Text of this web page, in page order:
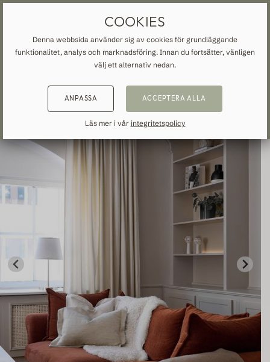
MADE-TO-MEASURE
ALLA GARDINER
Mörkläggande
Linne
Hotellgardiner
Fabric samples
ABOUT VEOLIN
Our production
ALLA GARDINER»
COOKIES
Denna webbsida använder sig av cookies för grundläggande
funktionalitet, analys och marknadsföring. Innan du fortsätter, vänligen
välj ett alternativ nedan.
ANPASSA ACCEPTERA ALLA
Läs mer i vår integritetspolicy